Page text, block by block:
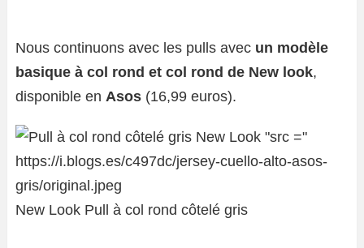
Nous continuons avec les pulls avec un modèle
basique à col rond et col rond de New look,
disponible en Asos (16,99 euros).
New Look Pull à col rond côtelé gris